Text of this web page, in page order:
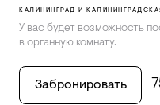
КАЛИНИНГРАД И
У вас будет возможность
в органную комнату.
Забронировать